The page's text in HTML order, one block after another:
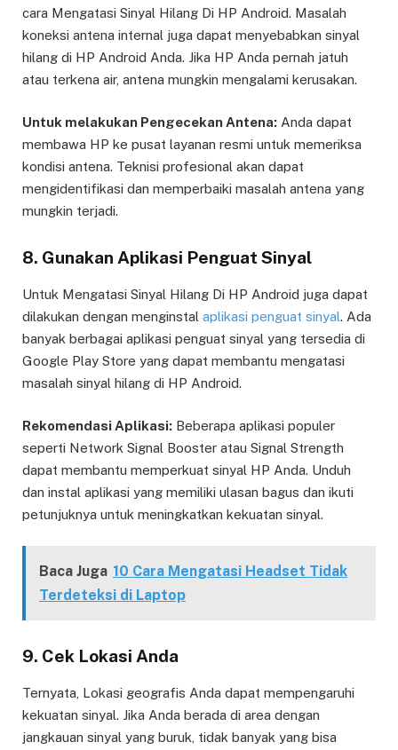
cara Mengatasi Sinyal Hilang Di HP Android. Masalah
koneksi antena internal juga dapat menyebabkan sinyal
hilang di HP Android Anda. Jika HP Anda pernah jatuh
atau terkena air, antena mungkin mengalami kerusakan.
Untuk melakukan Pengecekan Antena: Anda dapat
membawa HP ke pusat layanan resmi untuk memeriksa
kondisi antena. Teknisi profesional akan dapat
mengidentifikasi dan memperbaiki masalah antena yang
mungkin terjadi.
8. Gunakan Aplikasi Penguat Sinyal
Untuk Mengatasi Sinyal Hilang Di HP Android juga dapat
dilakukan dengan menginstal aplikasi penguat sinyal. Ada
banyak berbagai aplikasi penguat sinyal yang tersedia di
Google Play Store yang dapat membantu mengatasi
masalah sinyal hilang di HP Android.
Rekomendasi Aplikasi: Beberapa aplikasi populer
seperti Network Signal Booster atau Signal Strength
dapat membantu memperkuat sinyal HP Anda. Unduh
dan instal aplikasi yang memiliki ulasan bagus dan ikuti
petunjuknya untuk meningkatkan kekuatan sinyal.
Baca Juga 10 Cara Mengatasi Headset Tidak
Terdeteksi di Laptop
9. Cek Lokasi Anda
Ternyata, Lokasi geografis Anda dapat mempengaruhi
kekuatan sinyal. Jika Anda berada di area dengan
jangkauan sinyal yang buruk, tidak banyak yang bisa